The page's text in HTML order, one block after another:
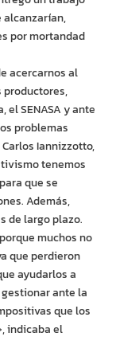
alcanzarían,
por mortandad
acercarnos al
productores,
SENASA y ante
problemas
Iannizzotto,
tenemos
que se
Además,
de largo plazo.
muchos no
que perdieron
ayudarlos a
ante la
que los
indicaba el